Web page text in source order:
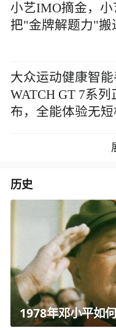
小艺IMO摘金，小
把"金牌解题力"搬
大众运动健康智
WATCH GT 7系列
布，全能体验无短
历史